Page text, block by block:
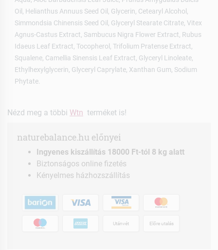
Oil, Helianthus Annuus Seed Oil, Glycerin, Cetearyl Alcohol,
Simmondsia Chinensis Seed Oil, Glyceryl Stearate Citrate, Vitex
Agnus-Castus Extract, Sambucus Nigra Flower Extract, Rubus
Idaeus Leaf Extract, Tocopherol, Trifolium Pratense Extract,
Squalene, Camellia Sinensis Leaf Extract, Glyceryl Linoleate,
Ethylhexylglycerin, Glyceryl Caprylate, Xanthan Gum, Sodium
Phytate.
Nézd meg a többi Wtn terméket is!
naturebalance.hu előnyei
Ingyenes kiszállítás 18000 Ft-tól 8 kg alatt
Biztonságos online fizetés
Kényelmes házhozszállítás
Utánvét Előre utalás